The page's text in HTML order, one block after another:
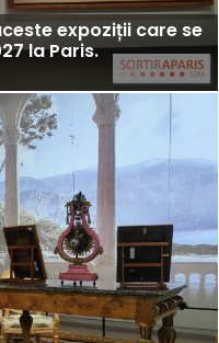
expoziții care se
la Paris.